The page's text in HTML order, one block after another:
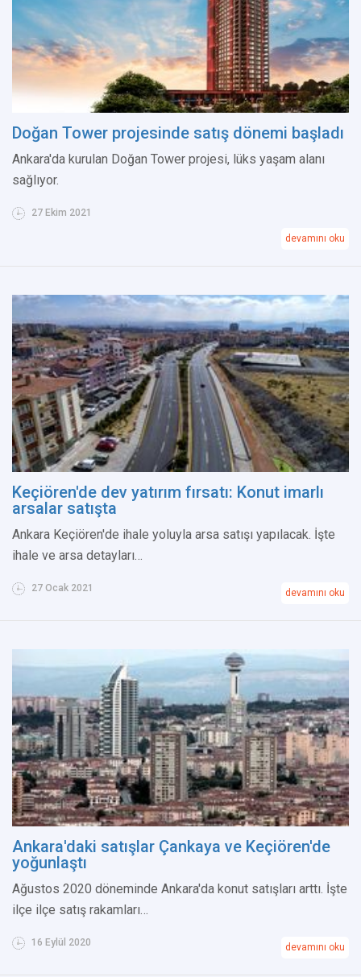
Doğan Tower projesinde satış dönemi başladı
Ankara'da kurulan Doğan Tower projesi, lüks yaşam alanı
sağlıyor.
27 Ekim 2021
devamını oku
Keçiören'de dev yatırım fırsatı: Konut imarlı
arsalar satışta
Ankara Keçiören'de ihale yoluyla arsa satışı yapılacak. İşte
ihale ve arsa detayları…
27 Ocak 2021 devamını oku
Ankara'daki satışlar Çankaya ve Keçiören'de
yoğunlaştı
Ağustos 2020 döneminde Ankara'da konut satışları arttı. İşte
ilçe ilçe satış rakamları…
16 Eylül 2020 devamını oku